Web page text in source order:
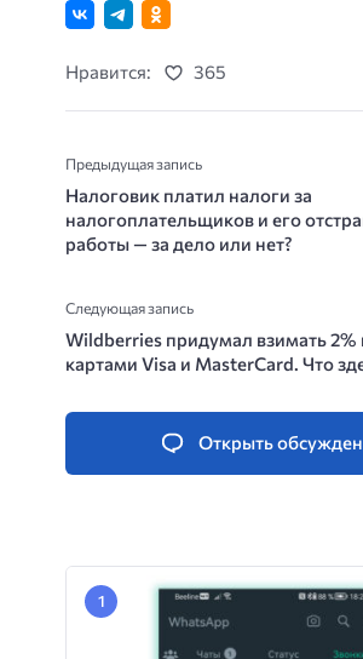
Нравится: 365
Предыдущая запись
Налоговик платил налоги за
налогоплательщиков и его
работы — за дело или нет?
Следующая запись
Wildberries придумал взимать 2%
картами Visa и MasterCard. Что
Открыть